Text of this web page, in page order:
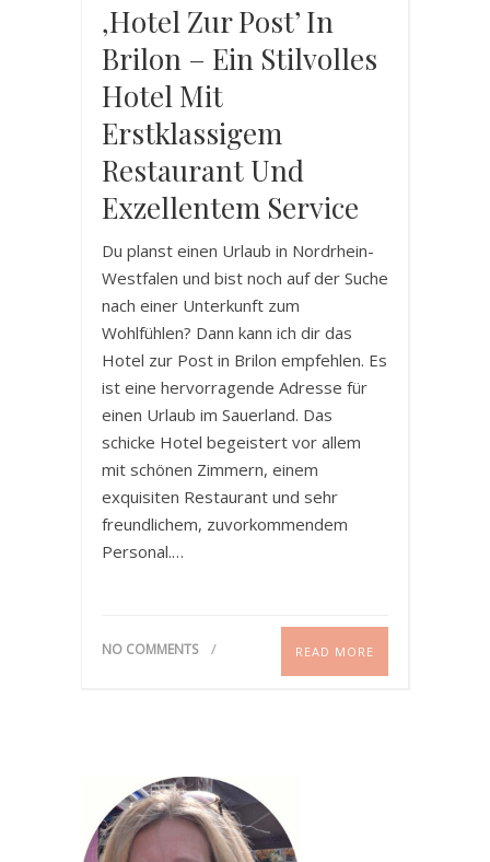
‚Hotel Zur Post’ In
Brilon – Ein Stilvolles
Hotel Mit
Erstklassigem
Restaurant Und
Exzellentem Service
Du planst einen Urlaub in Nordrhein-
Westfalen und bist noch auf der Suche
nach einer Unterkunft zum
Wohlfühlen? Dann kann ich dir das
Hotel zur Post in Brilon empfehlen. Es
ist eine hervorragende Adresse für
einen Urlaub im Sauerland. Das
schicke Hotel begeistert vor allem
mit schönen Zimmern, einem
exquisiten Restaurant und sehr
freundlichem, zuvorkommendem
Personal.…
NO COMMENTS READ MORE